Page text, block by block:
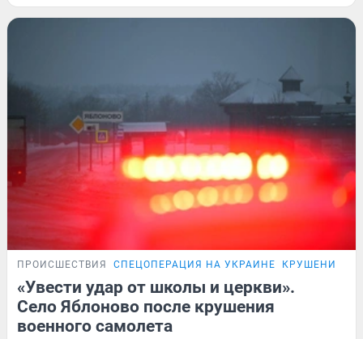
ПРОИСШЕСТВИЯ СПЕЦОПЕРАЦИЯ НА УКРАИНЕ КРУШЕНИЕ
«Увести удар от школы и церкви».
Село Яблоново после крушения
военного самолета